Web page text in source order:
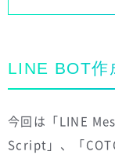
LINE BOT作
今回は「LINE
Script」、「